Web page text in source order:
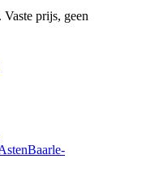
prijs, geen
Baarle-